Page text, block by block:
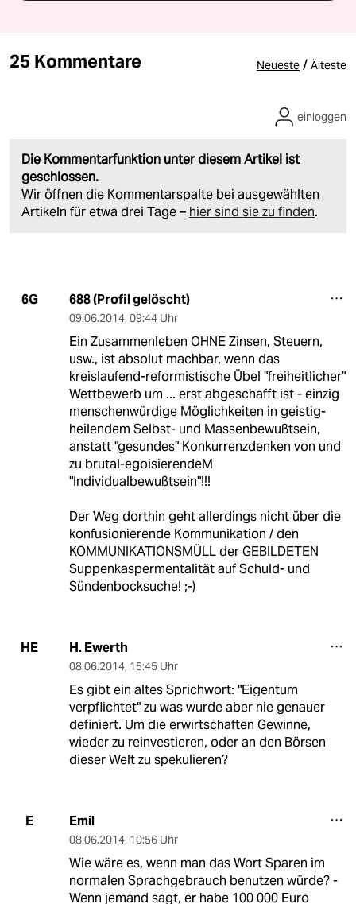
25 Kommentare Neueste / Älteste
Die Kommentarfunktion unter diesem Artikel ist
geschlossen.
Wir öffnen die Kommentarspalte bei ausgewählten
Artikeln für etwa drei Tage – hier sind sie zu finden.
einloggen
6G 688 (Profil gelöscht)
09.06.2014, 09:44 Uhr
Ein Zusammenleben OHNE Zinsen, Steuern,
usw., ist absolut machbar, wenn das
kreislaufend-reformistische Übel "freiheitlicher"
Wettbewerb um ... erst abgeschafft ist - einzig
menschenwürdige Möglichkeiten in geistig-
heilendem Selbst- und Massenbewußtsein,
anstatt "gesundes" Konkurrenzdenken von und
zu brutal-egoisierendeM
"Individualbewußtsein"!!!
Der Weg dorthin geht allerdings nicht über die
konfusionierende Kommunikation / den
KOMMUNIKATIONSMÜLL der GEBILDETEN
Suppenkaspermentalität auf Schuld- und
Sündenbocksuche! ;-)
HE H. Ewerth
08.06.2014, 15:45 Uhr
Es gibt ein altes Sprichwort: "Eigentum
verpflichtet" zu was wurde aber nie genauer
definiert. Um die erwirtschaften Gewinne,
wieder zu reinvestieren, oder an den Börsen
dieser Welt zu spekulieren?
E Emil
08.06.2014, 10:56 Uhr
Wie wäre es, wenn man das Wort Sparen im
normalen Sprachgebrauch benutzen würde? -
Wenn jemand sagt, er habe 100 000 Euro